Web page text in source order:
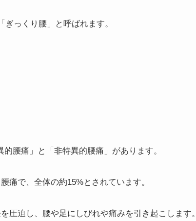
っくり腰」と呼ばれます。
腰痛」と「非特異的腰痛」があります。
痛で、全体の約15%とされています。
圧迫し、腰や足にしびれや痛みを引き起こします。